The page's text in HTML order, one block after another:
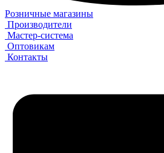
Розничные магазины
Производители
Мастер-система
Оптовикам
Контакты